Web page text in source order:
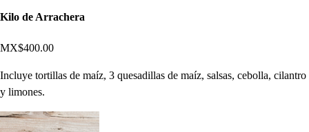
Kilo de Arrachera
MX$400.00
Incluye tortillas de maíz, 3 quesadillas de maíz, salsas, cebolla, cilantro
y limones.